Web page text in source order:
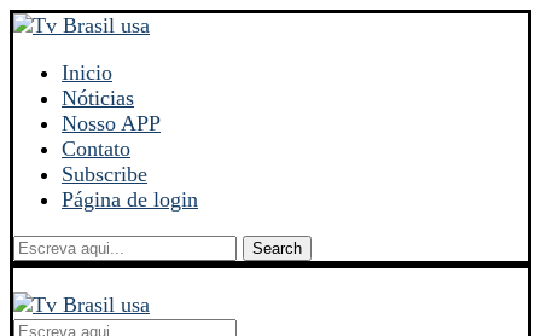
Inicio
Nóticias
Nosso APP
Contato
Subscribe
Página de login
Search